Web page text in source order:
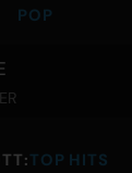
POP
TOP HITS